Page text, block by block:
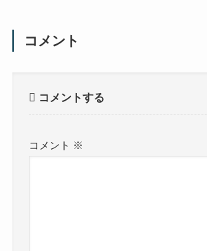
コメント
コメントする
コメント ※